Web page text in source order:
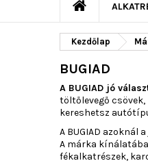
Kezdőlap
BUGIAD
A BUGIAD jó
töltőlevegő
kereshetsz
A BUGIAD
A márka
fékalkatrészek,